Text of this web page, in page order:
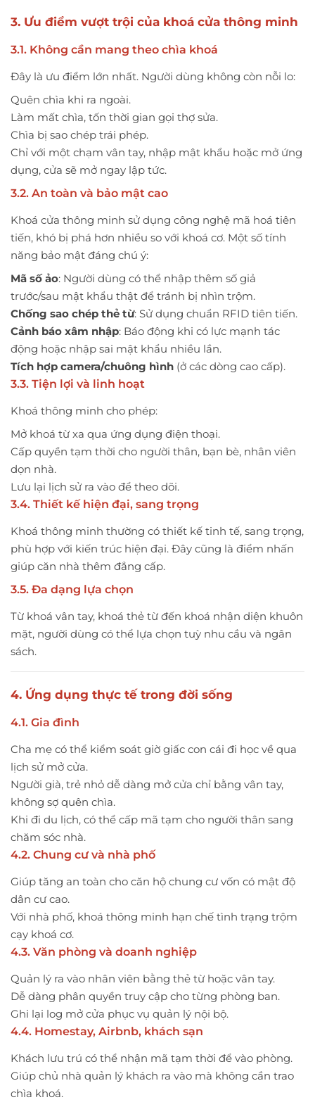
3. Ưu điểm vượt trội của khoá cửa thông minh
3.1. Không cần mang theo chìa khoá
Đây là ưu điểm lớn nhất. Người dùng không còn nỗi lo:
Quên chìa khi ra ngoài.
Làm mất chìa, tốn thời gian gọi thợ sửa.
Chìa bị sao chép trái phép.
Chỉ với một chạm vân tay, nhập mật khẩu hoặc mở ứng
dụng, cửa sẽ mở ngay lập tức.
3.2. An toàn và bảo mật cao
Khoá cửa thông minh sử dụng công nghệ mã hoá tiên
tiến, khó bị phá hơn nhiều so với khoá cơ. Một số tính
năng bảo mật đáng chú ý:
Mã số ảo: Người dùng có thể nhập thêm số giả
trước/sau mật khẩu thật để tránh bị nhìn trộm.
Chống sao chép thẻ từ: Sử dụng chuẩn RFID tiên tiến.
Cảnh báo xâm nhập: Báo động khi có lực mạnh tác
động hoặc nhập sai mật khẩu nhiều lần.
Tích hợp camera/chuông hình (ở các dòng cao cấp).
3.3. Tiện lợi và linh hoạt
Khoá thông minh cho phép:
Mở khoá từ xa qua ứng dụng điện thoại.
Cấp quyền tạm thời cho người thân, bạn bè, nhân viên
dọn nhà.
Lưu lại lịch sử ra vào để theo dõi.
3.4. Thiết kế hiện đại, sang trọng
Khoá thông minh thường có thiết kế tinh tế, sang trọng,
phù hợp với kiến trúc hiện đại. Đây cũng là điểm nhấn
giúp căn nhà thêm đẳng cấp.
3.5. Đa dạng lựa chọn
Từ khoá vân tay, khoá thẻ từ đến khoá nhận diện khuôn
mặt, người dùng có thể lựa chọn tuỳ nhu cầu và ngân
sách.
4. Ứng dụng thực tế trong đời sống
4.1. Gia đình
Cha mẹ có thể kiểm soát giờ giấc con cái đi học về qua
lịch sử mở cửa.
Người già, trẻ nhỏ dễ dàng mở cửa chỉ bằng vân tay,
không sợ quên chìa.
Khi đi du lịch, có thể cấp mã tạm cho người thân sang
chăm sóc nhà.
4.2. Chung cư và nhà phố
Giúp tăng an toàn cho căn hộ chung cư vốn có mật độ
dân cư cao.
Với nhà phố, khoá thông minh hạn chế tình trạng trộm
cạy khoá cơ.
4.3. Văn phòng và doanh nghiệp
Quản lý ra vào nhân viên bằng thẻ từ hoặc vân tay.
Dễ dàng phân quyền truy cập cho từng phòng ban.
Ghi lại log mở cửa phục vụ quản lý nội bộ.
4.4. Homestay, Airbnb, khách sạn
Khách lưu trú có thể nhận mã tạm thời để vào phòng.
Giúp chủ nhà quản lý khách ra vào mà không cần trao
chìa khoá.